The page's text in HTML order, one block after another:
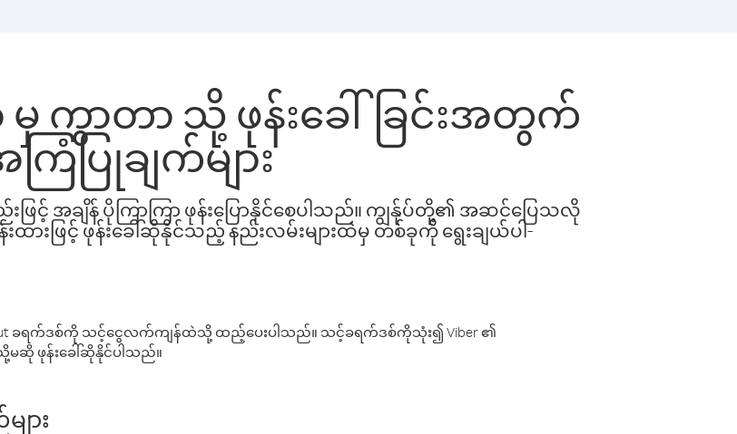
ကွာတာ သို့ ဖုန်းခေါ်ခြင်းအတွက်
ြံပြုချက်များ
ြင့် အချိန် ပိုကြာကြာ ဖုန်းပြောနိုင်စေပါသည်။ ကျွန်ုပ်တို့၏ အဆင်ပြေသလို
ားဖြင့် ဖုန်းခေါ်ဆိုနိုင်သည့် နည်းလမ်းများထဲမှ တစ်ခုကို ရွေးချယ်ပါ-
ခရက်ဒစ်ကို သင့်ငွေလက်ကျန်ထဲသို့ ထည့်ပေးပါသည်။ သင့်ခရက်ဒစ်ကိုသုံး၍ Viber ၏
မဆို ဖုန်းခေါ်ဆိုနိုင်ပါသည်။
ား